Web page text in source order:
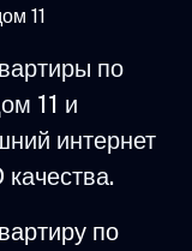
11
по
11 и
интернет
по